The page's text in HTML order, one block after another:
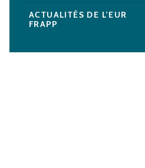
ACTUALITÉS DE L'EUR
FRAPP